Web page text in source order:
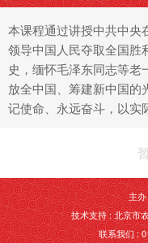
本课程通过讲授中共中央
领导中国人民夺取全国胜
史，缅怀毛泽东同志等
放全中国、筹建新中国的
记使命、永远奋斗，以实
主
技术支持 : 北京市
联系我们 :